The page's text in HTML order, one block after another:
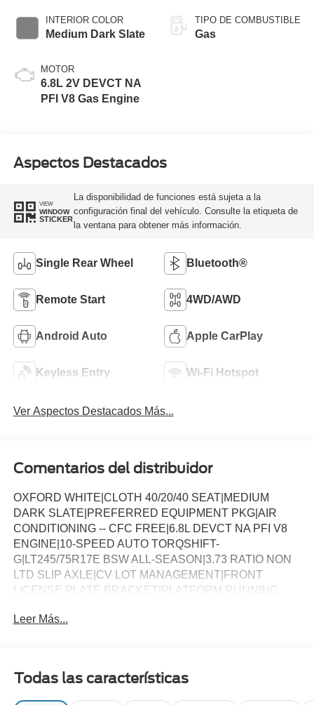
INTERIOR COLOR
Medium Dark Slate
MOTOR
6.8L 2V DEVCT NA
PFI V8 Gas Engine
TIPO DE COMBUSTIBLE
Gas
Aspectos Destacados
VIEW
WINDOW
STICKER
La disponibilidad de funciones está sujeta a la
configuración final del vehículo. Consulte la etiqueta de
la ventana para obtener más información.
Single Rear Wheel Bluetooth®
Remote Start 4WD/AWD
Android Auto Apple CarPlay
Keyless Entry Wi-Fi Hotspot
Ver Aspectos Destacados Más...
Comentarios del distribuidor
OXFORD WHITE|CLOTH 40/20/40 SEAT|MEDIUM
DARK SLATE|PREFERRED EQUIPMENT PKG|AIR
CONDITIONING -- CFC FREE|6.8L DEVCT NA PFI V8
ENGINE|10-SPEED AUTO TORQSHIFT-
G|LT245/75R17E BSW ALL-SEASON|3.73 RATIO NON
LTD SLIP AXLE|CV LOT MANAGEMENT|FRONT
LICENSE PLATE BRACKET|PLATFORM RUNNING
PACKAGE|SPARE TIRE AND WHEEL|TRAILER
STEP|TOUGH BED SPRAY IN BEDLINER|DUAL
BATTERY|XL CHROME PACKAGE|FUEL
Leer Más...
Todas las características